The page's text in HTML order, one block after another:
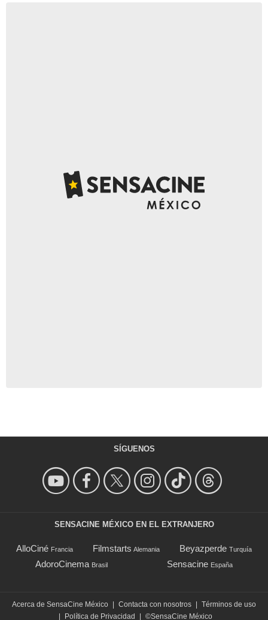
SÍGUENOS
SENSACINE MÉXICO EN EL EXTRANJERO
AlloCiné Francia Filmstarts Alemania Beyazperde Turquía
AdoroCinema Brasil Sensacine España
Acerca de SensaCine México Contacta con nosotros
Términos de uso
Política de Privacidad ©SensaCine México